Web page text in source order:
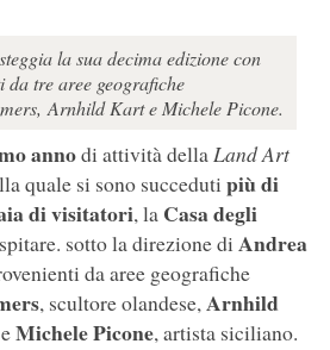
la sua decima edizione con
tre aree geografiche
Arnhild Kart e Michele Picone.
annodi attività dellaLand Art
quale si sono succeduti più di
di visitatori, la Casa degli
sotto la direzione di Andrea
da aree geografiche
, scultore olandese,Arnhild
Michele Picone, artista siciliano.